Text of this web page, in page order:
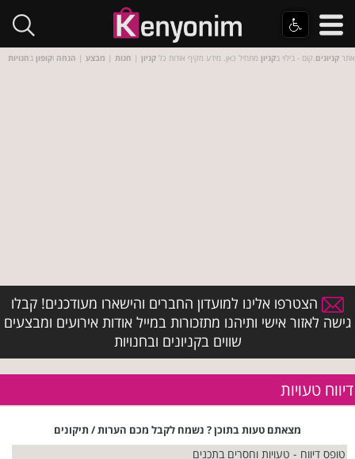
אתר קניונים.קום - בילוי בקניון מתחיל כאן. מידע מקיף אודות כל קניון | חנות | מבצע | הנחה וקופון בחנויות
הצטרפו אלינו למועדון החברים והישארו מעודכנים! קבלו
גישה לאזור אישי ותיהנו מתזכורות במייל אודות אירועים ומבצעים
שווים בקניונים ובחנויות
דיווח טעויות
מצאתם טעות בתוכן ? נשמח לקבל מכם הערות / תיקונים
טופס דיווח - טעויות וחסרים בתכנים